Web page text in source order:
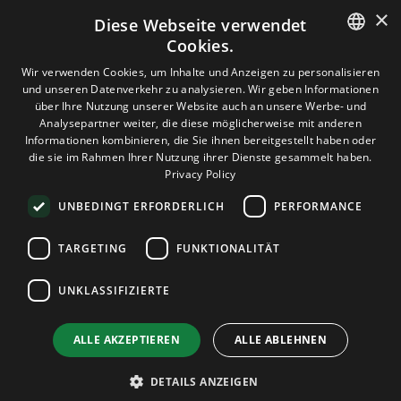
DOMAINS & E-MAIL
TOOLS & SICHERHEIT
UNTERNEHMEN
Terms and ConditionsPrivacy Policy
Disclaimer
ENGLISH
ROMANIAN
×
Diese Webseite verwendet
Cookies.
Wir verwenden Cookies, um Inhalte und Anzeigen zu personalisieren
und unseren Datenverkehr zu analysieren. Wir geben Informationen
über Ihre Nutzung unserer Website auch an unsere Werbe- und
Analysepartner weiter, die diese möglicherweise mit anderen
Informationen kombinieren, die Sie ihnen bereitgestellt haben oder
die sie im Rahmen Ihrer Nutzung ihrer Dienste gesammelt haben.
Privacy Policy
UNBEDINGT ERFORDERLICH PERFORMANCE
TARGETING FUNKTIONALITÄT
UNKLASSIFIZIERTE
ALLE AKZEPTIEREN ALLE ABLEHNEN
DETAILS ANZEIGEN